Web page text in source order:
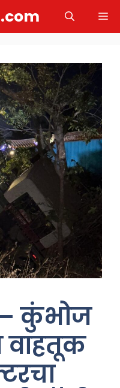
कुंभोज
वाहतूक